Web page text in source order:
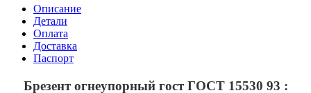
Описание
Детали
Оплата
Доставка
Паспорт
Брезент огнеупорный гост ГОСТ 15530 93 :